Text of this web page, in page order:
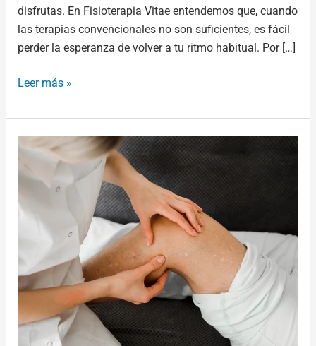
disfrutas. En Fisioterapia Vitae entendemos que, cuando
las terapias convencionales no son suficientes, es fácil
perder la esperanza de volver a tu ritmo habitual. Por […]
Leer más »
Fisioterapia
dermatofuncional